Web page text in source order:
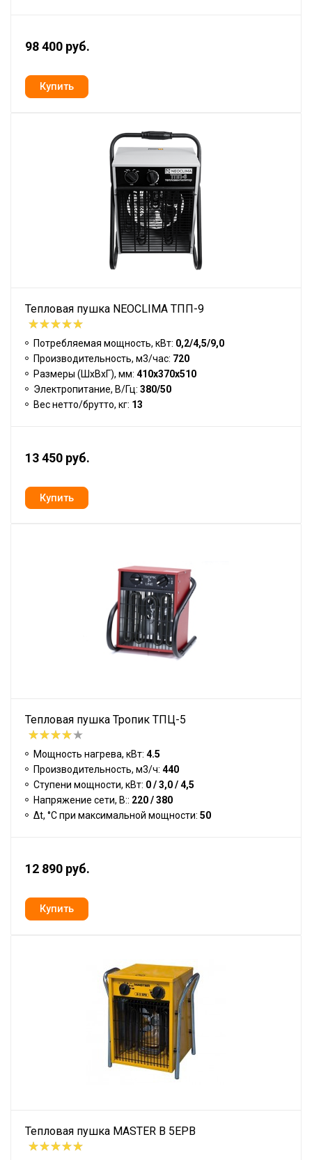
98 400 руб.
Тепловая пушка NEOCLIMA ТПП-9
Потребляемая мощность, кВт: 0,2/4,5/9,0
Производительность, м3/час: 720
Размеры (ШхВхГ), мм: 410х370х510
Электропитание, В/Гц: 380/50
Вес нетто/брутто, кг: 13
13 450 руб.
Тепловая пушка Тропик ТПЦ-5
Мощность нагрева, кВт: 4.5
Производительность, м3/ч: 440
Ступени мощности, кВт: 0 / 3,0 / 4,5
Напряжение сети, В:: 220 / 380
Δt, °C при максимальной мощности: 50
12 890 руб.
Тепловая пушка MASTER B 5EPB